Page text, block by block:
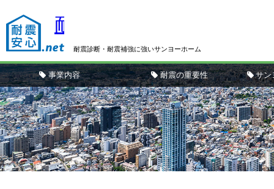
耐震安心.net
耐震診断・耐震補強に強いサンヨーホーム
事業内容 耐震の重要性 サン